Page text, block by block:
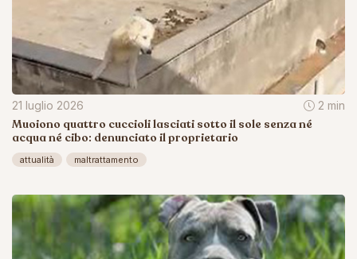
21 luglio 2026 2 min
Muoiono quattro cuccioli lasciati sotto il sole senza né
acqua né cibo: denunciato il proprietario
attualità maltrattamento